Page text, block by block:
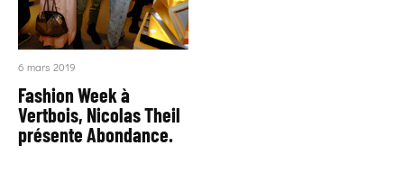
6 mars 2019
Fashion Week à
Vertbois, Nicolas Theil
présente Abondance.